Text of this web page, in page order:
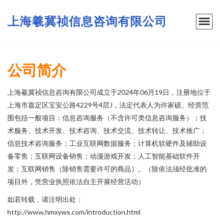
上海羲冀祯信息咨询有限公司
公司简介
上海羲冀祯信息咨询有限公司成立于2024年06月19日，注册地位于
上海市嘉定区宝安公路4229号4层J，法定代表人为许家硕。经营范
围包括一般项目：信息咨询服务（不含许可类信息咨询服务）；技
术服务、技术开发、技术咨询、技术交流、技术转让、技术推广；
信息技术咨询服务；工业互联网数据服务；计算机软硬件及辅助设
备零售；互联网设备销售；动漫游戏开发；人工智能基础软件开
发；互联网销售（除销售需要许可的商品）。（除依法须经批准的
项目外，凭营业执照依法自主开展经营活动）
如若转载，请注明出处：
http://www.hmxywx.com/introduction.html